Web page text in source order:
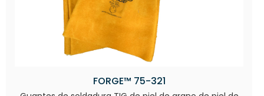
FORGE™ 75-321